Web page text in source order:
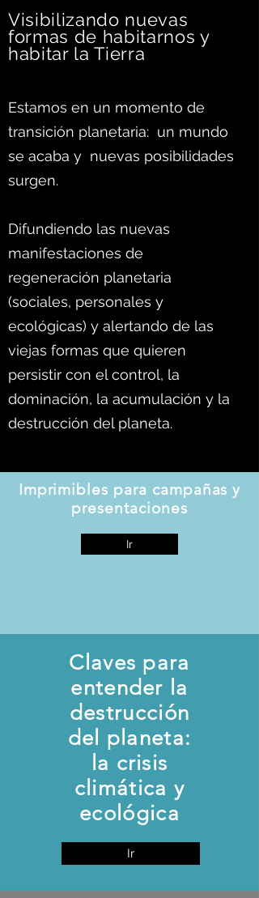
Visibilizando nuevas
formas de habitarnos y
habitar la Tierra
Estamos en un momento de
transición planetaria: un mundo
se acaba y nuevas posibilidades
surgen.
Difundiendo las nuevas
manifestaciones de
regeneración planetaria
(sociales, personales y
ecológicas) y alertando de las
viejas formas que quieren
persistir con el control, la
dominación, la acumulación y la
destrucción del planeta.
Imprimibles para campañas y
presentaciones
Ir
Claves para
entender la
destrucción
del planeta:
la crisis
climática y
ecológica
Ir